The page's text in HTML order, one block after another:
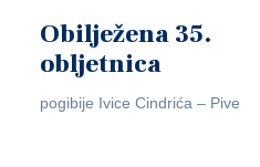
Obilježena 35.
obljetnica
pogibije Ivice Cindrića – Pive